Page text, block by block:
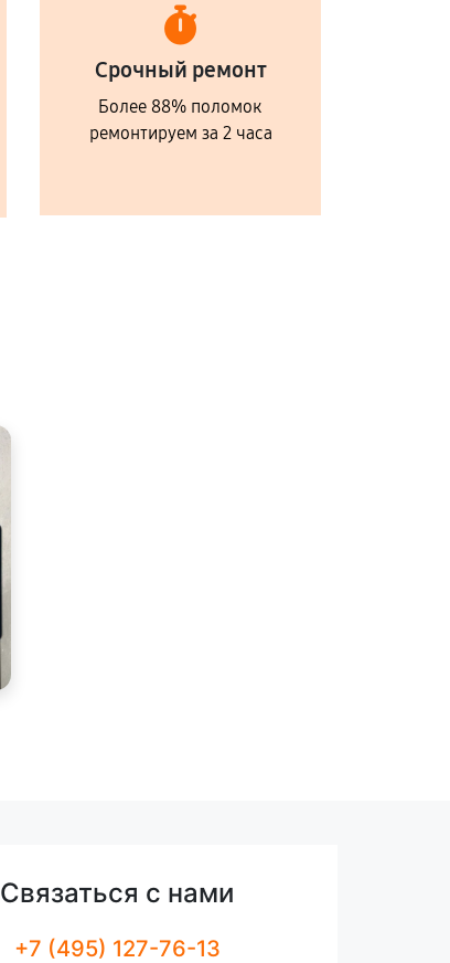
Срочный ремонт
Более 88% поломок
ремонтируем за 2 часа
Связаться с нами
+7 (495) 127-76-13